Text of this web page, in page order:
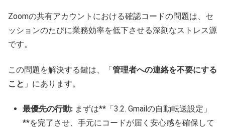
Zoomの共有アカウントにおける確認コードの問題は、セ
ッションのたびに業務効率を低下させる深刻なストレス源
です。
この問題を解決する鍵は、「管理者への連絡を不要にする
こと 」にあります。
最優先の行動: まずは**「3.2. Gmailの自動転送設定」
**を完了させ、手元にコードが届く安心感を確保して